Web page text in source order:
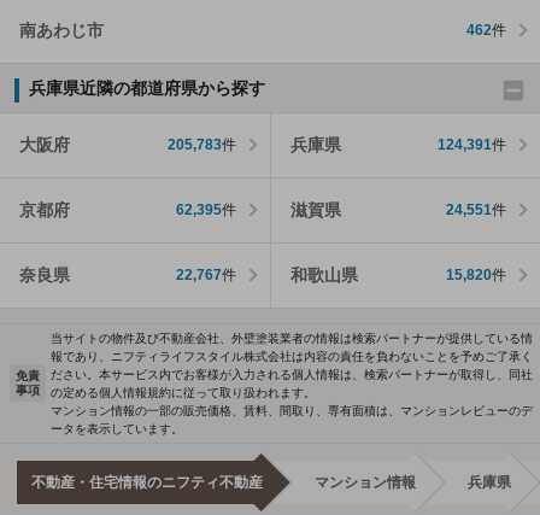
南あわじ市 462件
兵庫県近隣の都道府県から探す
大阪府 205,783件 兵庫県 124,391件
京都府 62,395件 滋賀県 24,551件
奈良県 22,767件 和歌山県 15,820件
免責
事項
当サイトの物件及び不動産会社、外壁塗装業者の情報は検索パートナーが提供している情
報であり、ニフティライフスタイル株式会社は内容の責任を負わないことを予めご了承く
ださい。本サービス内でお客様が入力される個人情報は、検索パートナーが取得し、同社
の定める個人情報規約に従って取り扱われます。
マンション情報の一部の販売価格、賃料、間取り、専有面積は、マンションレビューのデ
ータを表示しています。
不動産・住宅情報のニフティ不動産 マンション情報 兵庫県